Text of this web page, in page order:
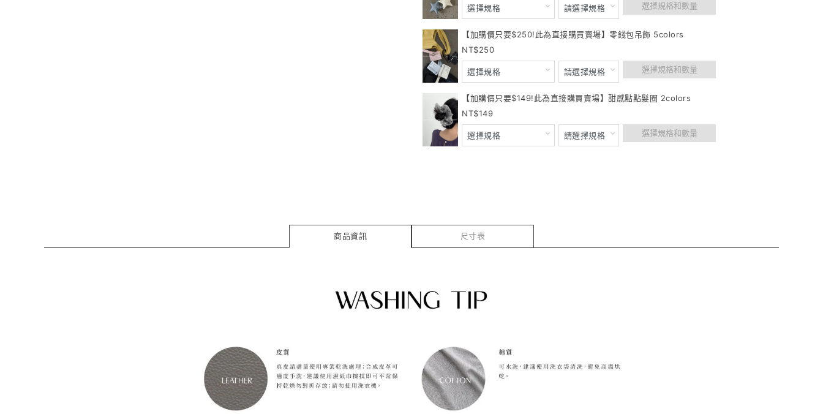
選擇規格和數量
【加購價只要$250!此為直接購買賣場】零錢包吊飾 5colors
250
選擇規格和數量
【加購價只要$149!此為直接購買賣場】甜感點點髮圈 2colors
149
選擇規格和數量
商品資訊 尺寸表